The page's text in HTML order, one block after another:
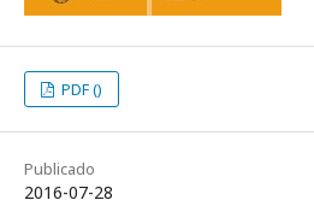
PDF ()
Publicado
2016-07-28